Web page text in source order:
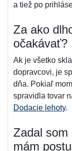
a tiež po
Za ako
očakávať?
Ak je všetko
dopravcovi, je
dňa. Pokiaľ
spravidla tovar
Dodacie lehoty.
Zadal som
mám